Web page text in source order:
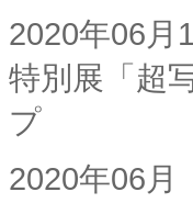
2020年06月
特別展「超
プ
2020年06月